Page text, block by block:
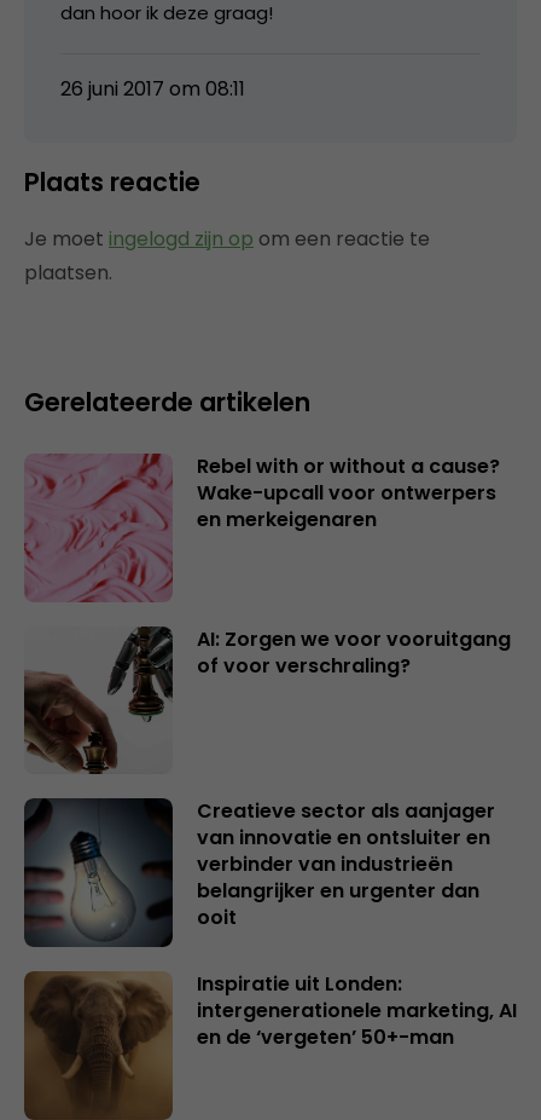
dan hoor ik deze graag!
26 juni 2017 om 08:11
Plaats reactie
Je moet ingelogd zijn op om een reactie te
plaatsen.
Gerelateerde artikelen
Rebel with or without a cause?
Wake-upcall voor ontwerpers
en merkeigenaren
AI: Zorgen we voor vooruitgang
of voor verschraling?
Creatieve sector als aanjager
van innovatie en ontsluiter en
verbinder van industrieën
belangrijker en urgenter dan
ooit
Inspiratie uit Londen:
intergenerationele marketing, AI
en de ‘vergeten’ 50+-man